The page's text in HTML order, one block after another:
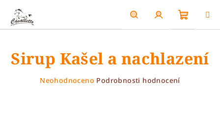
obsah
HledatPřihlášení
košík
Sirup Kašel a nachlazení
Průměrné
Neohodnoceno Podrobnosti hodnocení